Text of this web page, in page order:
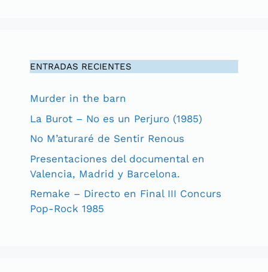
ENTRADAS RECIENTES
Murder in the barn
La Burot – No es un Perjuro (1985)
No M’aturaré de Sentir Renous
Presentaciones del documental en
Valencia, Madrid y Barcelona.
Remake – Directo en Final III Concurs
Pop-Rock 1985